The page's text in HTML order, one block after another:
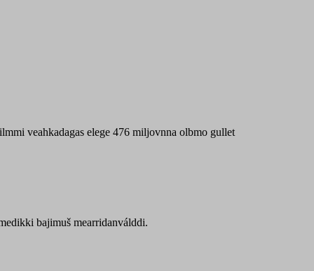
veahkadagas elege 476 miljovnna olbmo gullet
bajimuš mearridanválddi.